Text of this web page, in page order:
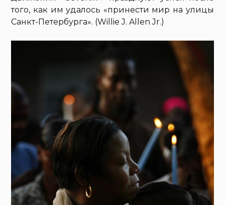
того, как им удалось «принести мир на улицы
Санкт-Петербурга». (Willie J. Allen Jr.)